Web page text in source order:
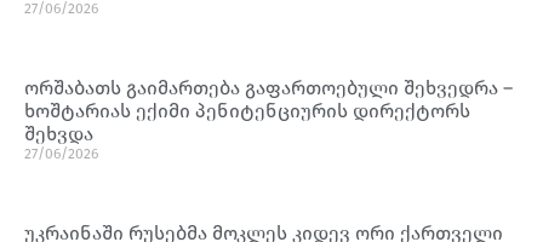
27/06/2026
ორშაბათს გაიმართება გაფართოებული შეხვედრა –
ხოშტარიას ექიმი პენიტენციურის დირექტორს
შეხვდა
27/06/2026
უკრაინაში რუსებმა მოკლეს კიდევ ორი ქართველი